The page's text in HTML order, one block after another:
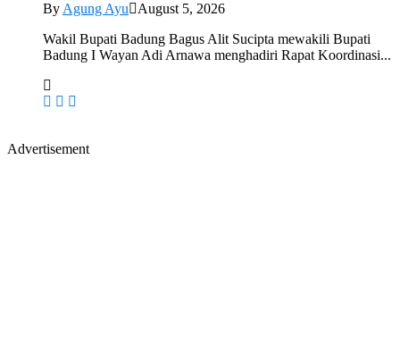
By Agung Ayu
August 5, 2026
Wakil Bupati Badung Bagus Alit Sucipta mewakili Bupati
Badung I Wayan Adi Arnawa menghadiri Rapat Koordinasi...
Advertisement